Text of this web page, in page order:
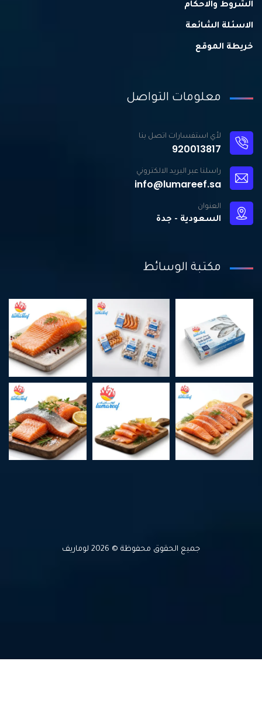
الشروط والاحكام
الاسئلة الشائعة
خريطة الموقع
معلومات التواصل
لأي استفسارات اتصل بنا
920013817
راسلنا عبر البريد الالكتروني
info@lumareef.sa
العنوان
السعودية - جدة
مكتبة الوسائط
جميع الحقوق محفوظة © 2026 لوماريف